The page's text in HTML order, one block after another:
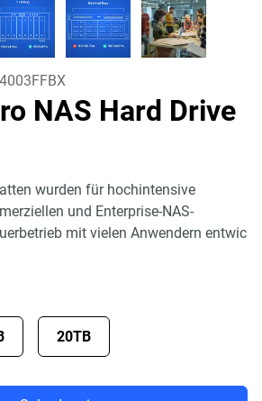
NAS Hard Drive
wurden für hochintensive
und Enterprise-NAS-
mit vielen Anwendern entwic
20TB